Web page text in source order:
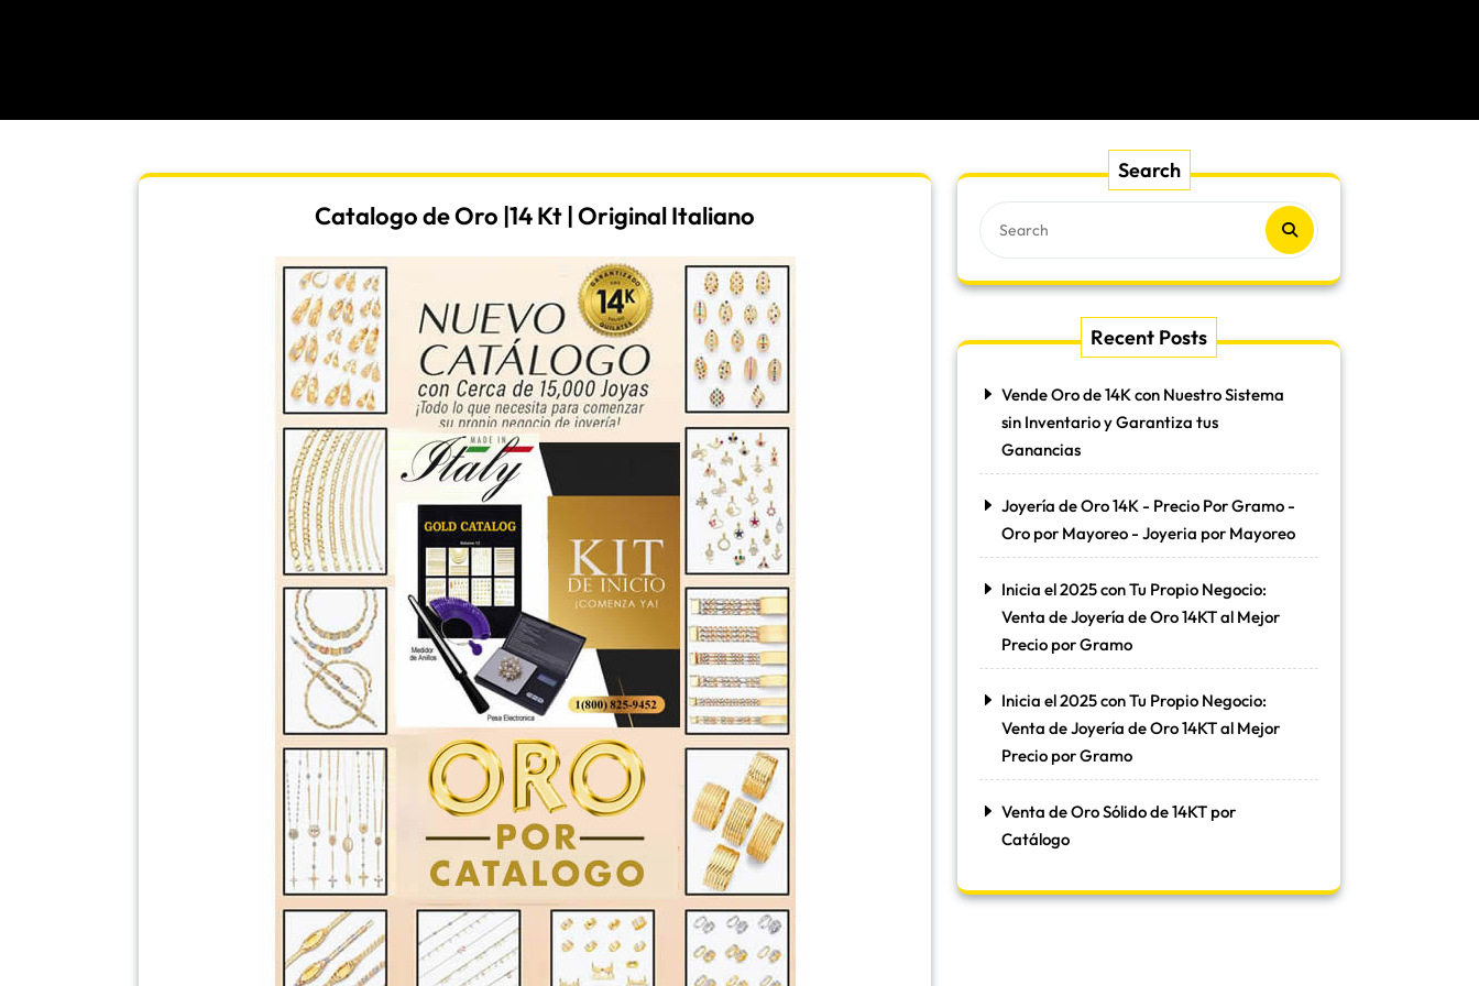
Catalogo de Oro |14 Kt | Original Italiano
Search
Recent Posts
Vende Oro de 14K con Nuestro Sistema
sin Inventario y Garantiza tus
Ganancias
Joyería de Oro 14K - Precio Por Gramo -
Oro por Mayoreo - Joyeria por Mayoreo
Inicia el 2025 con Tu Propio Negocio:
Venta de Joyería de Oro 14KT al Mejor
Precio por Gramo
Inicia el 2025 con Tu Propio Negocio:
Venta de Joyería de Oro 14KT al Mejor
Precio por Gramo
Venta de Oro Sólido de 14KT por
Catálogo